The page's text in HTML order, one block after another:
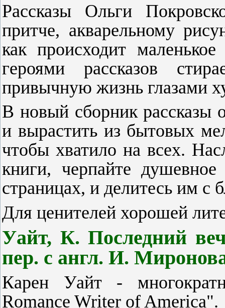
Рассказы Ольги
притче, акварельному
как происходит
героями рассказов
привычную жизнь глазами
В новый сборник рассказы
и вырастить из бытовых
чтобы хватило на всех.
книги, черпайте
страницах, и делитесь им с
Для ценителей хорошей
Уайт, К. Последний
пер. с англ. И.
Карен Уайт -
Romance Writer of America".